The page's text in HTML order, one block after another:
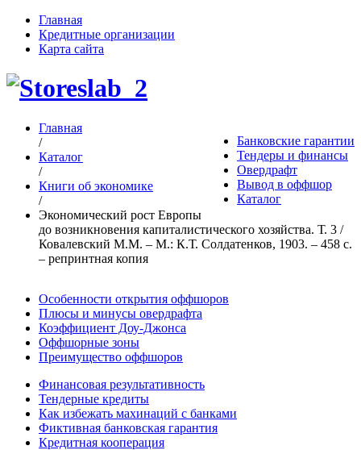
Главная
Кредитные организации
Карта сайта
Банковские гарантии
Тендеры и финансы
Овердрафт
Вывод в оффшор
Каталог
Главная
/
Каталог
/
Книги об экономике
/
Экономический рост Европы
до возникновения капиталистического хозяйства. Т. 3 /
Ковалевский М.М. – М.: К.Т. Солдатенков, 1903. – 458 c.
– репринтная копия
Особенности открытия оффшоров
Плюсы и минусы овердрафта
Коэффициент Доу-Джонса
Оффшорные зоны
Преимущество оффшоров
Финансовая результативность
Тендерные кредиты
Как избежать махинаций с банками
Фиктивная банковская гарантия
Кредитная кооперация